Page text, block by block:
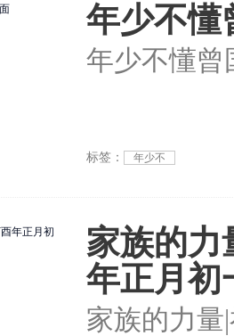
年少不懂
年少不懂曾
标签： 年少不
家族的力
年正月初
家族的力量